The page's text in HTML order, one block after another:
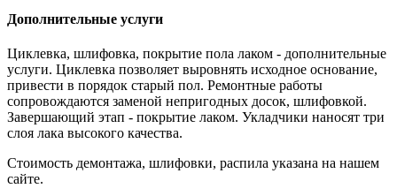
Дополнительные услуги
Циклевка, шлифовка, покрытие пола лаком - дополнительные
услуги. Циклевка позволяет выровнять исходное основание,
привести в порядок старый пол. Ремонтные работы
сопровождаются заменой непригодных досок, шлифовкой.
Завершающий этап - покрытие лаком. Укладчики наносят три
слоя лака высокого качества.
Стоимость демонтажа, шлифовки, распила указана на нашем
сайте.